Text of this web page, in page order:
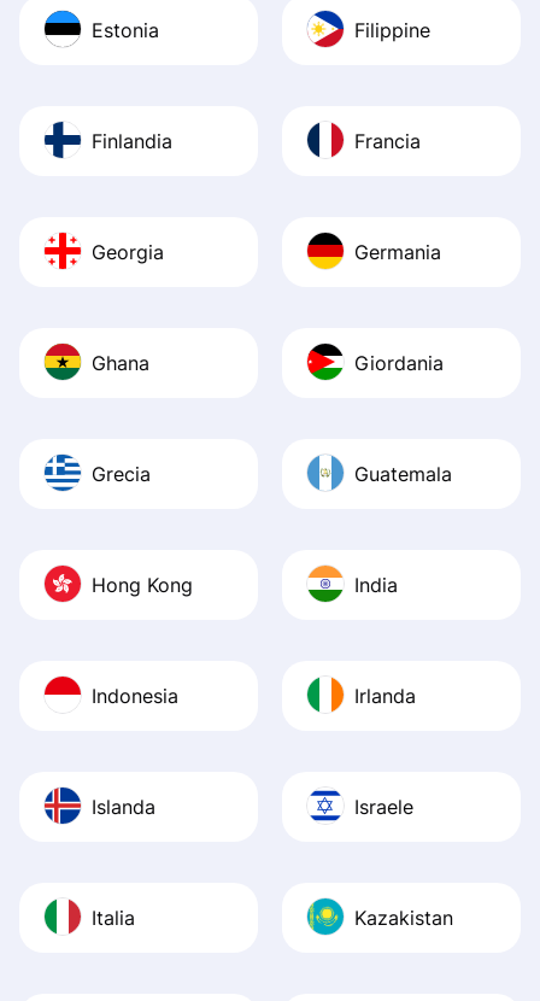
Estonia Filippine
Finlandia Francia
Georgia Germania
Ghana Giordania
Grecia Guatemala
Hong Kong India
Indonesia Irlanda
Islanda Israele
Italia Kazakistan